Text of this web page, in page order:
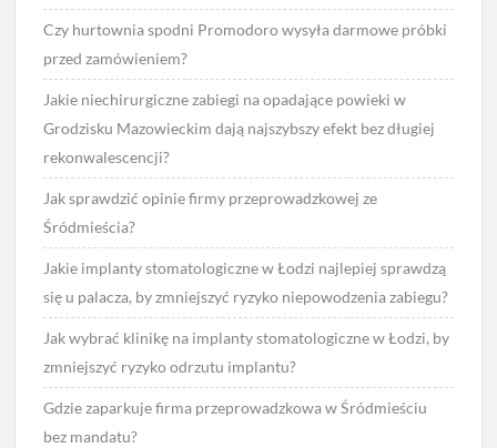
Czy hurtownia spodni Promodoro wysyła darmowe próbki
przed zamówieniem?
Jakie niechirurgiczne zabiegi na opadające powieki w
Grodzisku Mazowieckim dają najszybszy efekt bez długiej
rekonwalescencji?
Jak sprawdzić opinie firmy przeprowadzkowej ze
Śródmieścia?
Jakie implanty stomatologiczne w Łodzi najlepiej sprawdzą
się u palacza, by zmniejszyć ryzyko niepowodzenia zabiegu?
Jak wybrać klinikę na implanty stomatologiczne w Łodzi, by
zmniejszyć ryzyko odrzutu implantu?
Gdzie zaparkuje firma przeprowadzkowa w Śródmieściu
bez mandatu?